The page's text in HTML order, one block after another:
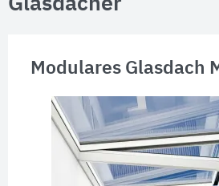
Glasdächer
Modulares Glasdach